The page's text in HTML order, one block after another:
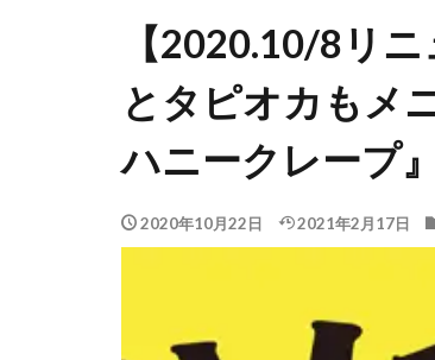
【2020.10/8リ
とタピオカもメ
ハニークレープ
2020年10月22日 2021年2月17日